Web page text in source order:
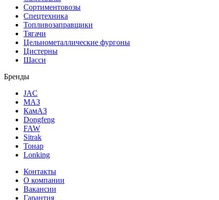
Сортиментовозы
Спецтехника
Топливозаправщики
Тягачи
Цельнометаллические фургоны
Цистерны
Шасси
Бренды
JAC
МАЗ
КамАЗ
Dongfeng
FAW
Sitrak
Тонар
Lonking
Контакты
О компании
Вакансии
Гарантия